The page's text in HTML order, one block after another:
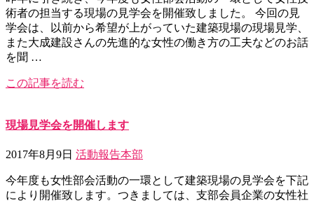
術者の担当する現場の見学会を開催致しました。 今回の見
学会は、以前から希望が上がっていた建築現場の現場見学、
また大成建設さんの先進的な女性の働き方の工夫などのお話
を聞 …
この記事を読む
現場見学会を開催します
2017年8月9日 活動報告本部
今年度も女性部会活動の一環として建築現場の見学会を下記
により開催致します。つきましては、支部会員企業の女性社